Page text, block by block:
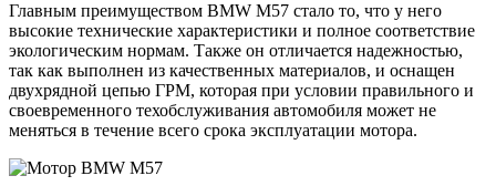
Главным преимуществом BMW M57 стало то, что у него
высокие технические характеристики и полное соответствие
экологическим нормам. Также он отличается надежностью,
так как выполнен из качественных материалов, и оснащен
двухрядной цепью ГРМ, которая при условии правильного и
своевременного техобслуживания автомобиля может не
меняться в течение всего срока эксплуатации мотора.